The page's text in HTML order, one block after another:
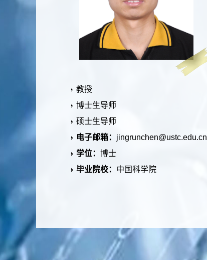
教授
博士生导师
硕士生导师
电子邮箱： jingrunchen@ustc.edu.cn
学位： 博士
毕业院校： 中国科学院